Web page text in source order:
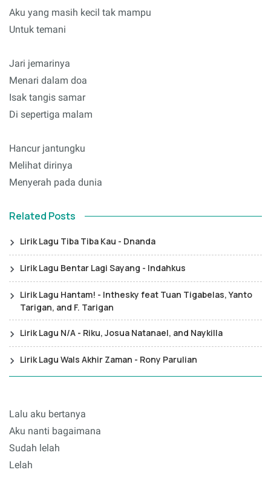
Aku yang masih kecil tak mampu
Untuk temani
Jari jemarinya
Menari dalam doa
Isak tangis samar
Di sepertiga malam
Hancur jantungku
Melihat dirinya
Menyerah pada dunia
Related Posts
Lirik Lagu Tiba Tiba Kau - Dnanda
Lirik Lagu Bentar Lagi Sayang - Indahkus
Lirik Lagu Hantam! - Inthesky feat Tuan Tigabelas, Yanto
Tarigan, and F. Tarigan
Lirik Lagu N/A - Riku, Josua Natanael, and Naykilla
Lirik Lagu Wals Akhir Zaman - Rony Parulian
Lalu aku bertanya
Aku nanti bagaimana
Sudah lelah
Lelah